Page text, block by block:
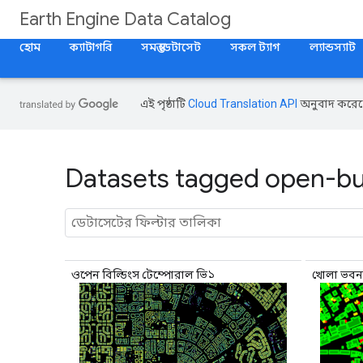
Earth Engine Data Catalog
হোম
ক্যাটাগরি সমস্ত ডেটাসেট সকল ট্যাগ ল্যান্ডস্যাট
এই পৃষ্ঠাটিCloud Translation API অনুবাদ
Datasets tagged open-
ওপেন বিল্ডিংস টেম্পোরাল ভি১ খোলা